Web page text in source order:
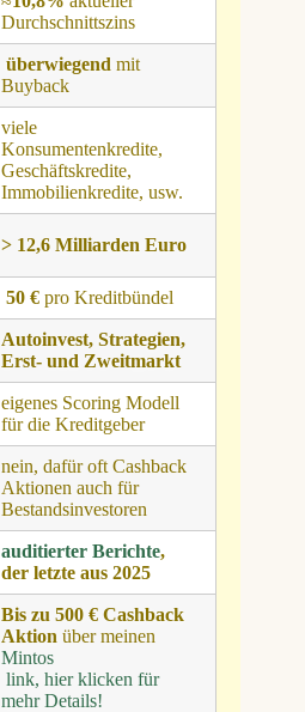
Durchschnittszins
überwiegend mit
Buyback
viele
Konsumentenkredite,
Geschäftskredite,
Immobilienkredite, usw.
> 12,6 Milliarden Euro
50 € pro Kreditbündel
Autoinvest, Strategien,
Erst- und Zweitmarkt
eigenes Scoring Modell
für die Kreditgeber
nein, dafür oft Cashback
Aktionen auch für
Bestandsinvestoren
auditierter Berichte,
der letzte aus 2025
Bis zu 500 € Cashback
Aktion über meinen
Mintos
link, hier klicken für
mehr Details!